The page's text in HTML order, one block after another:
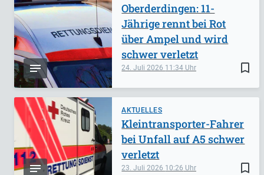
bookmark_border
24. Juli 2026 11:34
Oberderdingen: 11-
Jährige rennt bei Rot
über Ampel und wird
schwer verletzt
AKTUELLES
bookmark_border
23. Juli 2026 10:26
Kleintransporter-Fahrer
bei Unfall auf A5 schwer
verletzt